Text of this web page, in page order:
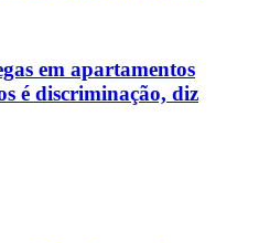
em apartamentos
é discriminação, diz